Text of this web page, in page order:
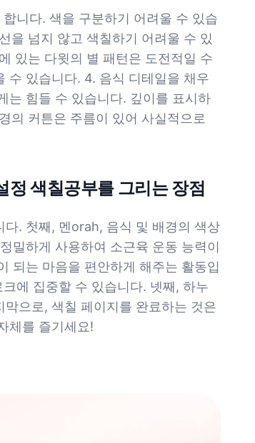
니다. 색을 구분하기 어려울 수 있습
을 넘지 않고 색칠하기 어려울 수 있
있는 다윗의 별 패턴은 도전적일 수
수 있습니다. 4. 음식 디테일을 채우
는 힘들 수 있습니다. 깊이를 표시하
의 커튼은 주름이 있어 사실적으로
색칠공부를 그리는 장점
. 첫째, 멘orah, 음식 및 배경의 색상
밀하게 사용하여 소근육 운동 능력이
되는 마음을 편안하게 해주는 활동입
에 집중할 수 있습니다. 넷째, 하누
으로, 색칠 페이지를 완료하는 것은
체를 즐기세요!